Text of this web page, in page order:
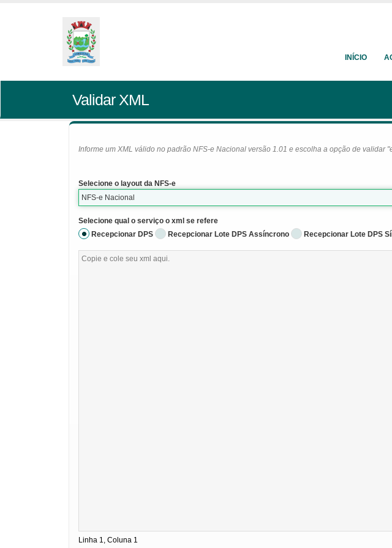
INÍCIO
Validar XML
Informe um XML válido no padrão NFS-e Nacional versão 1.01 e escolha a opção de validar
Selecione o layout da NFS-e
NFS-e Nacional
Selecione qual o serviço o xml se refere
Recepcionar DPS
Recepcionar Lote DPS Assíncrono Recepcionar Lote DPS
Linha 1, Coluna 1